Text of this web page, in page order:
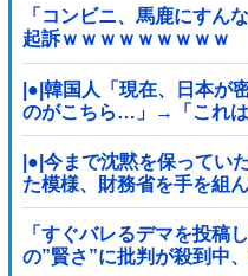
「コンビニ、馬鹿にすん
起訴ｗｗｗｗｗｗｗｗｗ
|●|韓国人「現在、日本が
のがこちら…」→「これは
の反応
|●|今まで沈黙を保ってい
た模様、財務省を手を組
「すぐバレるデマを投稿
の”賢さ”に批判が殺到中